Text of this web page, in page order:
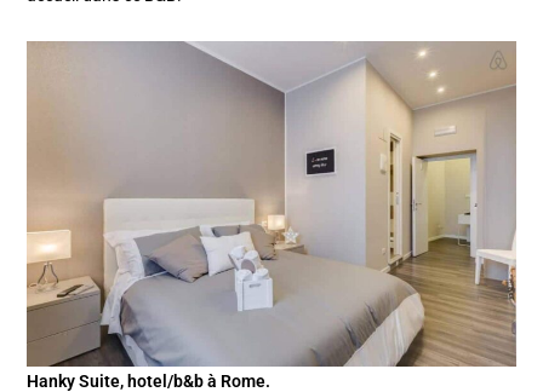
Hanky Suite, hotel/b&b à Rome.